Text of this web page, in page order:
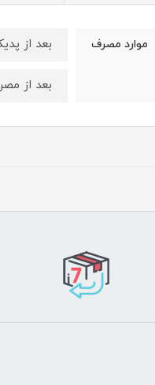
موارد مصرف بعد از
بعد از